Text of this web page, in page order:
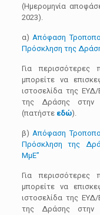
(Ημερομηνία
2023).
α)Απόφαση
Πρόσκληση της
Για
μπορείτε να
ιστοσελίδα της
της Δράσης στην
(πατήστε εδώ).
β)Απόφαση
Πρόσκληση της
ΜμΕ”
Για
μπορείτε να
ιστοσελίδα της
της Δράσης στην